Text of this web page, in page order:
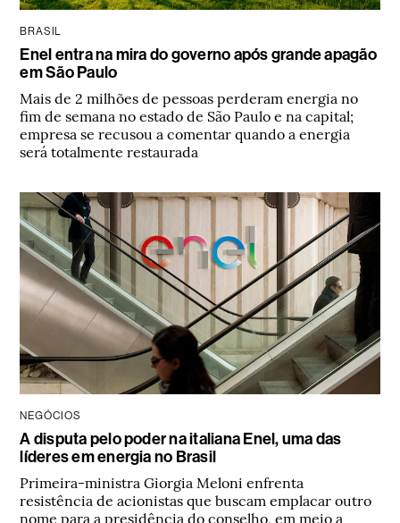
BRASIL
Enel entra na mira do governo após grande apagão
em São Paulo
Mais de 2 milhões de pessoas perderam energia no
fim de semana no estado de São Paulo e na capital;
empresa se recusou a comentar quando a energia
será totalmente restaurada
NEGÓCIOS
A disputa pelo poder na italiana Enel, uma das
líderes em energia no Brasil
Primeira-ministra Giorgia Meloni enfrenta
resistência de acionistas que buscam emplacar outro
nome para a presidência do conselho, em meio a